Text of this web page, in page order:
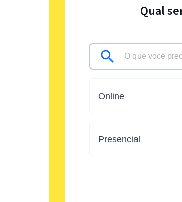
Qual
Online
Presencial